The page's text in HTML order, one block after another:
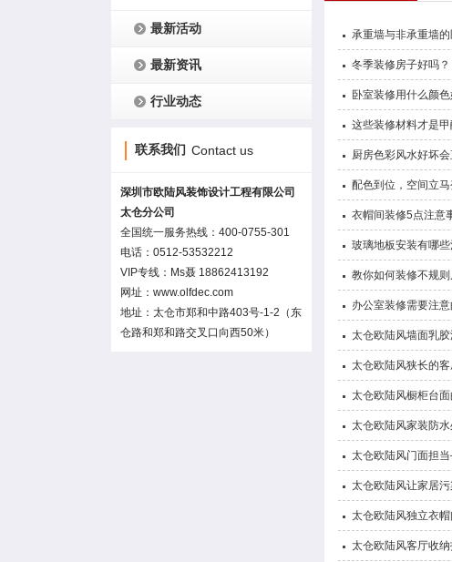
最新活动
最新资讯
行业动态
联系我们 Contact us
深圳市欧陆风装饰设计工程有限公司
太仓分公司
全国统一服务热线：400-0755-301
电话：0512-53532212
VIP专线：Ms聂 18862413192
网址：www.olfdec.com
地址：太仓市郑和中路403号-1-2（东
仓路和郑和路交叉口向西50米）
承重墙与非承重墙的
冬季装修房子好吗
卧室装修用什么颜
这些装修材料才是
厨房色彩风水好坏
配色到位，空间立马
衣帽间装修5点注意
玻璃地板安装有哪
教你如何装修不规
办公室装修需要注意
太仓欧陆风墙面乳
太仓欧陆风狭长的
太仓欧陆风橱柜台
太仓欧陆风家装防
太仓欧陆风门面担
太仓欧陆风让家居
太仓欧陆风独立衣帽
太仓欧陆风客厅收